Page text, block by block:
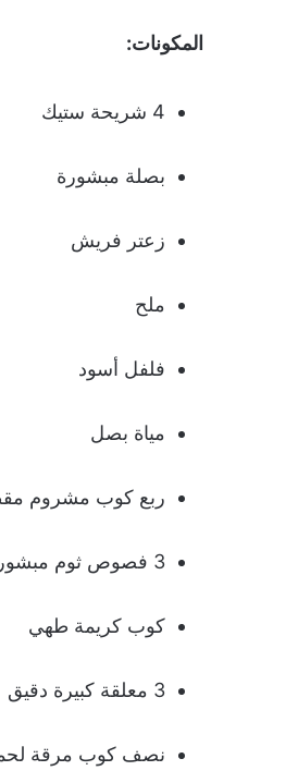
المكونات:
4 شريحة ستيك
بصلة مبشورة
زعتر فريش
ملح
فلفل أسود
مياة بصل
ربع كوب مشروم
3 فصوص ثوم مبشور
كوب كريمة طهي
3 معلقة كبيرة دقيق
نصف كوب مرقة